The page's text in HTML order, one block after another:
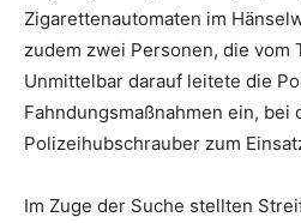
Zigarettenautomaten im
zudem zwei Personen, die vom
Unmittelbar darauf leitete die
Fahndungsmaßnahmen ein, bei
Polizeihubschrauber zum
Im Zuge der Suche stellten